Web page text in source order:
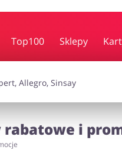
Top100 Sklepy
Usługi i